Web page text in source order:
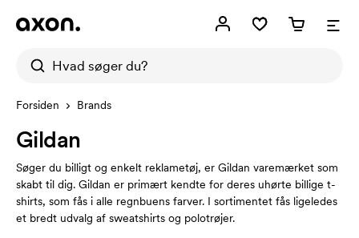
Forsiden Brands
Gildan
Søger du billigt og enkelt reklametøj, er Gildan varemærket som
skabt til dig. Gildan er primært kendte for deres uhørte billige t-
shirts, som fås i alle regnbuens farver. I sortimentet fås ligeledes
et bredt udvalg af sweatshirts og polotrøjer.